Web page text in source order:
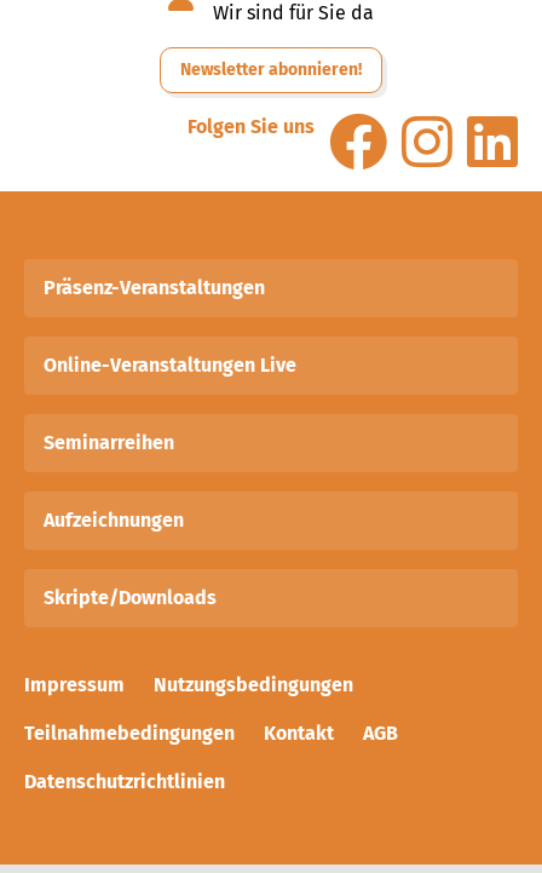
Wir sind für Sie da
Newsletter abonnieren!
Folgen Sie uns
Präsenz-Veranstaltungen
Online-Veranstaltungen Live
Seminarreihen
Aufzeichnungen
Skripte/Downloads
Impressum Nutzungsbedingungen
Teilnahmebedingungen Kontakt AGB
Datenschutzrichtlinien